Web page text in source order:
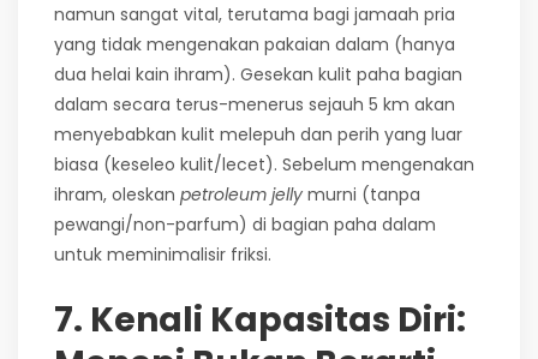
namun sangat vital, terutama bagi jamaah pria
yang tidak mengenakan pakaian dalam (hanya
dua helai kain ihram). Gesekan kulit paha bagian
dalam secara terus-menerus sejauh 5 km akan
menyebabkan kulit melepuh dan perih yang luar
biasa (keseleo kulit/lecet). Sebelum mengenakan
ihram, oleskan petroleum jelly murni (tanpa
pewangi/non-parfum) di bagian paha dalam
untuk meminimalisir friksi.
7. Kenali Kapasitas Diri: